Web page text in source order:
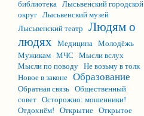
библиотека Лысьвенский городской
округ Лысьвенский музей
Лысьвенский театр
Людям о
людях Медицина Молодёжь
Мужикам МЧС
Мысли вслух
Мысли по поводу Не возьму в толк
Новое в законе Образование
Обратная связь Общественный
совет Осторожно: мошенники!
Отдохнём!
Открытие Открытое